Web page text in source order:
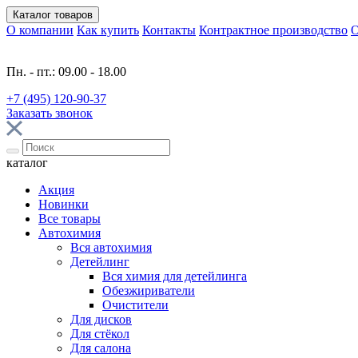
Каталог товаров
О компании Как купить Контакты Контрактное производство
Пн. - пт.: 09.00 - 18.00
+7 (495) 120-90-37
Заказать звонок
каталог
Акция
Новинки
Все товары
Автохимия
Вся автохимия
Детейлинг
Вся химия для детейлинга
Обезжириватели
Очистители
Для дисков
Для стёкол
Для салона